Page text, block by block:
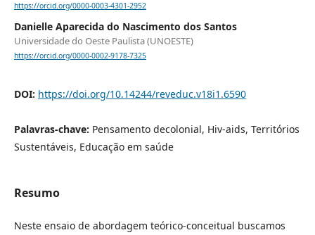
https://orcid.org/0000-0003-4301-2952
Danielle Aparecida do Nascimento dos Santos
Universidade do Oeste Paulista (UNOESTE)
https://orcid.org/0000-0002-9178-7325
DOI: https://doi.org/10.14244/reveduc.v18i1.6590
Palavras-chave: Pensamento decolonial, Hiv-aids, Territórios
Sustentáveis, Educação em saúde
Resumo
Neste ensaio de abordagem teórico-conceitual buscamos